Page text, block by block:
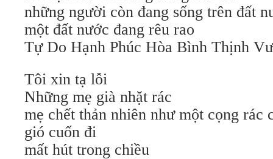
những người còn đang sống trên đất
một đất nước đang rêu rao
Tự Do Hạnh Phúc Hòa Bình Thịnh
Tôi xin tạ lỗi
Những mẹ già nhặt rác
mẹ chết thản nhiên như một cọng rác
gió cuốn đi
mất hút trong chiều